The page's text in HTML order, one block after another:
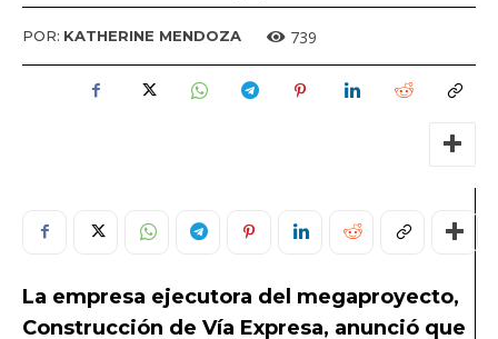
POR: KATHERINE MENDOZA 739
La empresa ejecutora del megaproyecto,
Construcción de Vía Expresa, anunció que